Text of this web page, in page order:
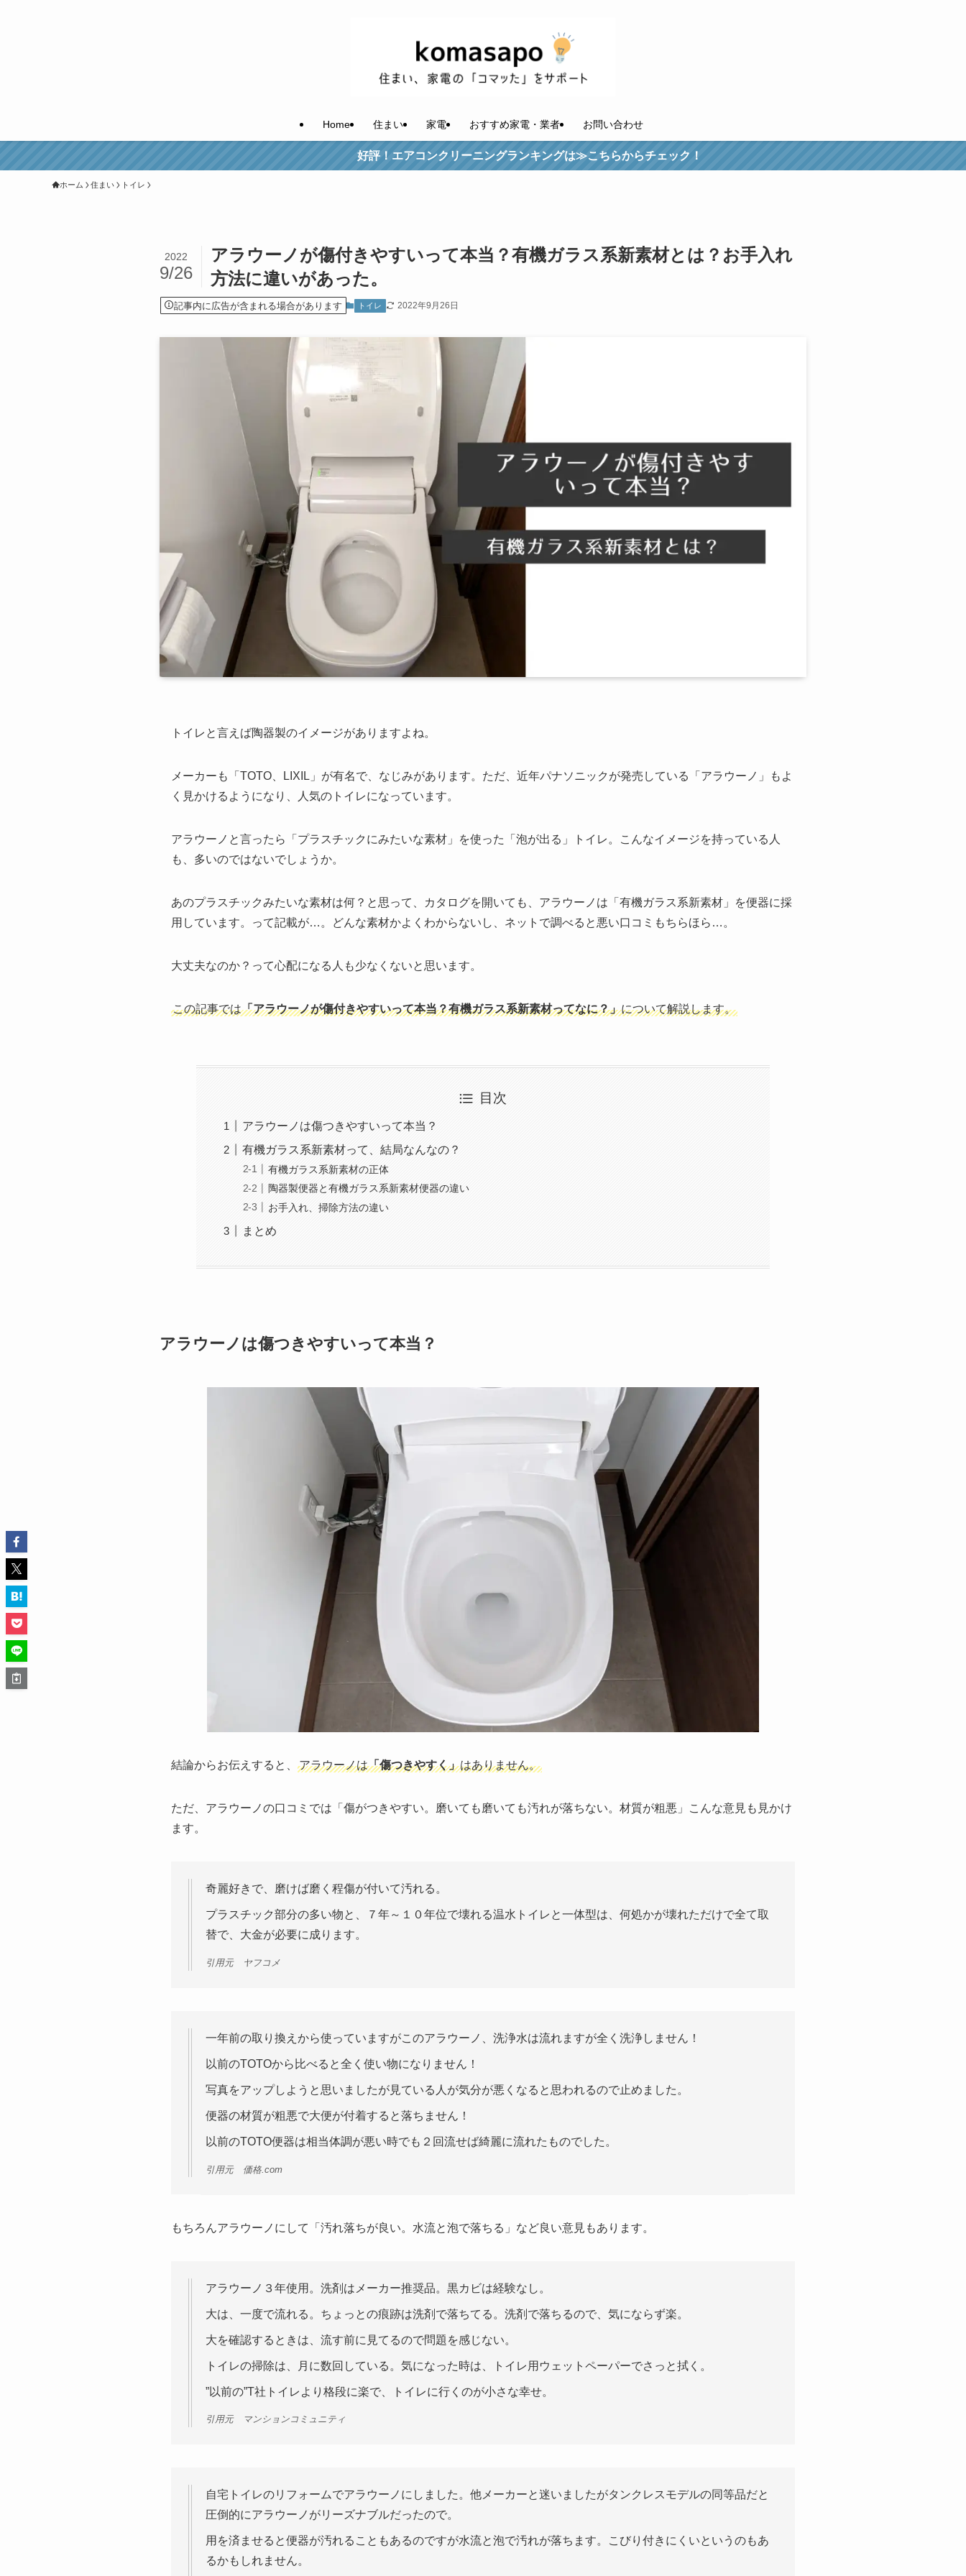
Home 住まい 家電 おすすめ家電・業者 お問い合わせ
好評！エアコンクリーニングランキングは≫こちらからチェック！
ホーム 住まい トイレ
アラウーノが傷付きやすいって本当？有機ガラス系新素材とは？お手入れ
方法に違いがあった。
2022
9/26
記事内に広告が含まれる場合があります トイレ 2022年9月26日
トイレと言えば陶器製のイメージがありますよね。
メーカーも「TOTO、LIXIL」が有名で、なじみがあります。ただ、近年パナソニックが発売している「アラウーノ」もよ
く見かけるようになり、人気のトイレになっています。
アラウーノと言ったら「プラスチックにみたいな素材」を使った「泡が出る」トイレ。こんなイメージを持っている人
も、多いのではないでしょうか。
あのプラスチックみたいな素材は何？と思って、カタログを開いても、アラウーノは「有機ガラス系新素材」を便器に採
用しています。って記載が…。どんな素材かよくわからないし、ネットで調べると悪い口コミもちらほら…。
大丈夫なのか？って心配になる人も少なくないと思います。
この記事では「アラウーノが傷付きやすいって本当？有機ガラス系新素材ってなに？」について解説します。
目次
アラウーノは傷つきやすいって本当？
有機ガラス系新素材って、結局なんなの？
有機ガラス系新素材の正体
陶器製便器と有機ガラス系新素材便器の違い
お手入れ、掃除方法の違い
まとめ
アラウーノは傷つきやすいって本当？
結論からお伝えすると、 アラウーノは「傷つきやすく」はありません。
ただ、アラウーノの口コミでは「傷がつきやすい。磨いても磨いても汚れが落ちない。材質が粗悪」こんな意見も見かけ
ます。
奇麗好きで、磨けば磨く程傷が付いて汚れる。
プラスチック部分の多い物と、７年～１０年位で壊れる温水トイレと一体型は、何処かが壊れただけで全て取
替で、大金が必要に成ります。
引用元 ヤフコメ
一年前の取り換えから使っていますがこのアラウーノ、洗浄水は流れますが全く洗浄しません！
以前のTOTOから比べると全く使い物になりません！
写真をアップしようと思いましたが見ている人が気分が悪くなると思われるので止めました。
便器の材質が粗悪で大便が付着すると落ちません！
以前のTOTO便器は相当体調が悪い時でも２回流せば綺麗に流れたものでした。
引用元 価格.com
もちろんアラウーノにして「汚れ落ちが良い。水流と泡で落ちる」など良い意見もあります。
アラウーノ３年使用。洗剤はメーカー推奨品。黒カビは経験なし。
大は、一度で流れる。ちょっとの痕跡は洗剤で落ちてる。洗剤で落ちるので、気にならず楽。
大を確認するときは、流す前に見てるので問題を感じない。
トイレの掃除は、月に数回している。気になった時は、トイレ用ウェットペーパーでさっと拭く。
”以前の”T社トイレより格段に楽で、トイレに行くのが小さな幸せ。
引用元 マンションコミュニティ
自宅トイレのリフォームでアラウーノにしました。他メーカーと迷いましたがタンクレスモデルの同等品だと
圧倒的にアラウーノがリーズナブルだったので。
用を済ませると便器が汚れることもあるのですが水流と泡で汚れが落ちます。こびり付きにくいというのもあ
るかもしれません。